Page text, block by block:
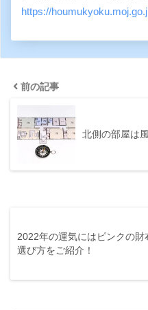
https://
前の記事
北側の部屋は
2022年の運気にはピンクの財
選び方をご紹介！